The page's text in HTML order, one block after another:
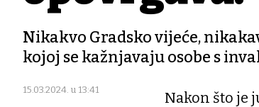
Nikakvo Gradsko vijeće,
kojoj se kažnjavaju osobe s
15.03.2024. u 13:41
Nakon što je